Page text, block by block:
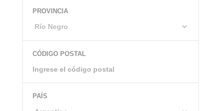
PROVINCIA
CÓDIGO POSTAL
PAÍS